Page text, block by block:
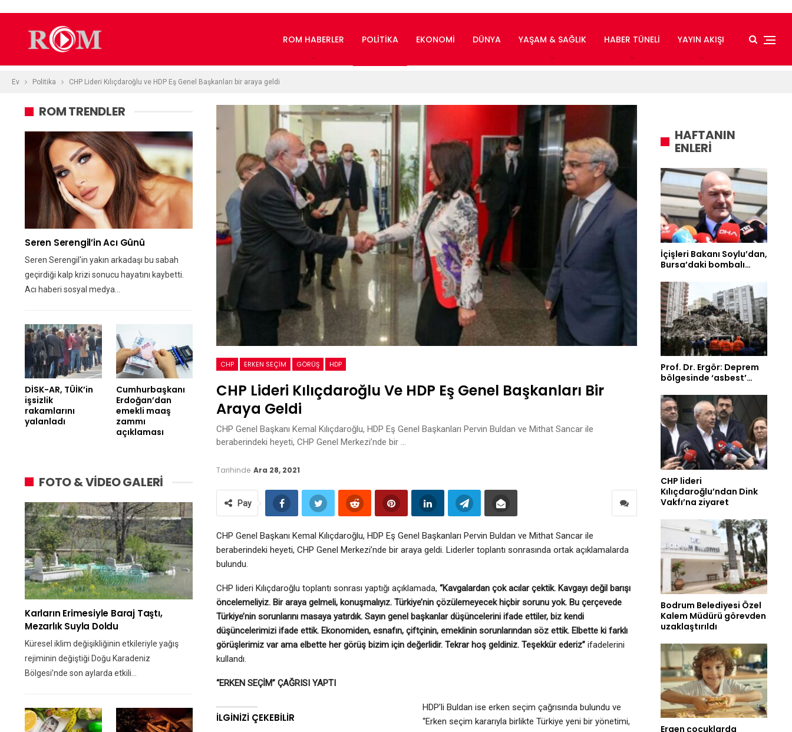
ROM HABERLER POLITIKA EKONOMI DÜNYA YAŞAM & SAĞLIK HABER TÜNELI YAYIN AKIŞI
Ev Politika CHP Lideri Kılıçdaroğlu ve HDP Eş Genel Başkanları bir araya geldi
CHP ERKEN SEÇIM GÖRÜŞ HDP
CHP Lideri Kılıçdaroğlu Ve HDP Eş Genel Başkanları Bir
Araya Geldi
CHP Genel Başkanı Kemal Kılıçdaroğlu, HDP Eş Genel Başkanları Pervin Buldan ve Mithat Sancar ile
beraberindeki heyeti, CHP Genel Merkezi’nde bir …
Tarihinde Ara 28, 2021
Pay
CHP Genel Başkanı Kemal Kılıçdaroğlu, HDP Eş Genel Başkanları Pervin Buldan ve Mithat Sancar ile
beraberindeki heyeti, CHP Genel Merkezi’nde bir araya geldi. Liderler toplantı sonrasında ortak açıklamalarda
bulundu.
CHP lideri Kılıçdaroğlu toplantı sonrası yaptığı açıklamada, “Kavgalardan çok acılar çektik. Kavgayı değil barışı
öncelemeliyiz. Bir araya gelmeli, konuşmalıyız. Türkiye’nin çözülemeyecek hiçbir sorunu yok. Bu çerçevede
Türkiye’nin sorunlarını masaya yatırdık. Sayın genel başkanlar düşüncelerini ifade ettiler, biz kendi
düşüncelerimizi ifade ettik. Ekonomiden, esnafın, çiftçinin, emeklinin sorunlarından söz ettik. Elbette ki farklı
görüşlerimiz var ama elbette her görüş bizim için değerlidir. Tekrar hoş geldiniz. Teşekkür ederiz” ifadelerini
kullandı.
“ERKEN SEÇİM” ÇAĞRISI YAPTI
İLGINIZI ÇEKEBILIR
HDP’li Buldan ise erken seçim çağrısında bulundu ve
“Erken seçim kararıyla birlikte Türkiye yeni bir yönetimi,
ROM TRENDLER
Seren Serengil’in Acı Günü
Seren Serengil'in yakın arkadaşı bu sabah
geçirdiği kalp krizi sonucu hayatını kaybetti.
Acı haberi sosyal medya…
DİSK-AR, TÜİK’in
işsizlik
rakamlarını
yalanladı
Cumhurbaşkanı
Erdoğan’dan
emekli maaş
zammı
açıklaması
FOTO & VİDEO GALERİ
Karların Erimesiyle Baraj Taştı,
Mezarlık Suyla Doldu
Küresel iklim değişikliğinin etkileriyle yağış
rejiminin değiştiği Doğu Karadeniz
Bölgesi’nde son aylarda etkili…
HAFTANIN
ENLERİ
İçişleri Bakanı Soylu’dan,
Bursa’daki bombalı…
Prof. Dr. Ergör: Deprem
bölgesinde ‘asbest’…
CHP lideri
Kılıçdaroğlu’ndan Dink
Vakfı’na ziyaret
Bodrum Belediyesi Özel
Kalem Müdürü görevden
uzaklaştırıldı
Ergen çocuklarda